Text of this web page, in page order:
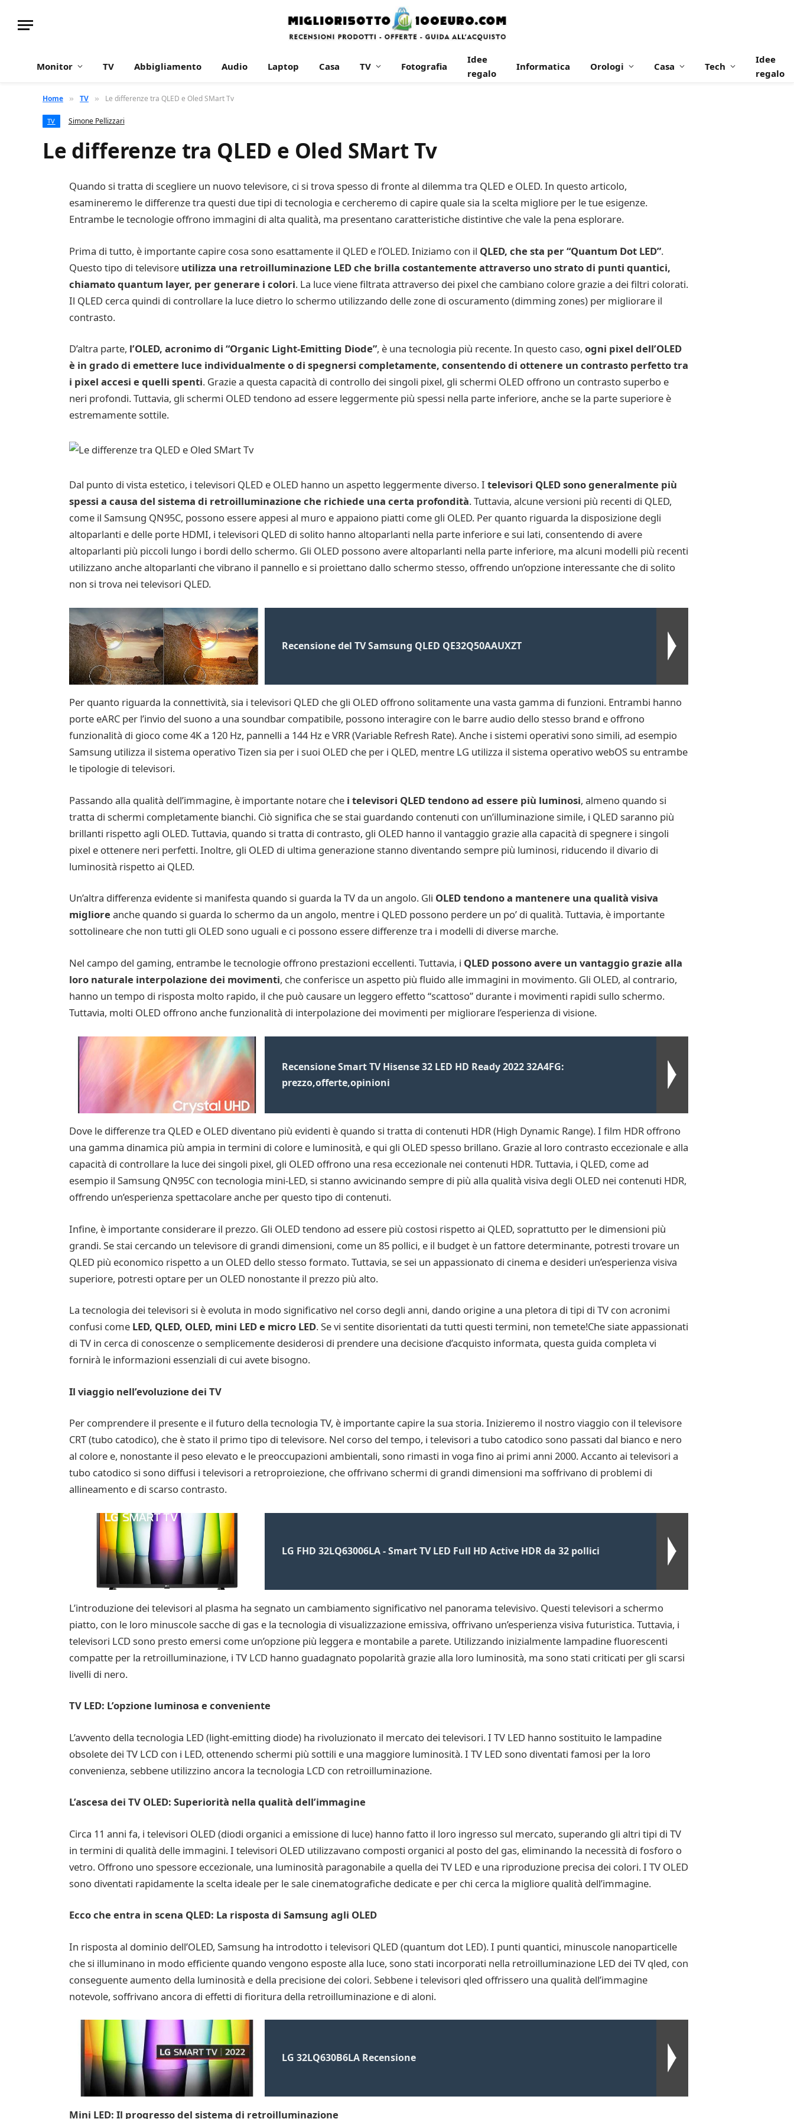
Monitor TV Abbigliamento Audio Laptop Casa TV Fotografia
Idee
regalo
Informatica Orologi Casa Tech
Idee
regalo
Home » TV » Le differenze tra QLED e Oled SMart Tv
TV Simone Pellizzari
Le differenze tra QLED e Oled SMart Tv
Quando si tratta di scegliere un nuovo televisore, ci si trova spesso di fronte al dilemma tra QLED e OLED. In questo articolo,
esamineremo le differenze tra questi due tipi di tecnologia e cercheremo di capire quale sia la scelta migliore per le tue esigenze.
Entrambe le tecnologie offrono immagini di alta qualità, ma presentano caratteristiche distintive che vale la pena esplorare.
Prima di tutto, è importante capire cosa sono esattamente il QLED e l’OLED. Iniziamo con il QLED, che sta per “Quantum Dot LED”.
Questo tipo di televisore utilizza una retroilluminazione LED che brilla costantemente attraverso uno strato di punti quantici,
chiamato quantum layer, per generare i colori. La luce viene filtrata attraverso dei pixel che cambiano colore grazie a dei filtri colorati.
Il QLED cerca quindi di controllare la luce dietro lo schermo utilizzando delle zone di oscuramento (dimming zones) per migliorare il
contrasto.
D’altra parte, l’OLED, acronimo di “Organic Light-Emitting Diode”, è una tecnologia più recente. In questo caso, ogni pixel dell’OLED
è in grado di emettere luce individualmente o di spegnersi completamente, consentendo di ottenere un contrasto perfetto tra
i pixel accesi e quelli spenti. Grazie a questa capacità di controllo dei singoli pixel, gli schermi OLED offrono un contrasto superbo e
neri profondi. Tuttavia, gli schermi OLED tendono ad essere leggermente più spessi nella parte inferiore, anche se la parte superiore è
estremamente sottile.
Dal punto di vista estetico, i televisori QLED e OLED hanno un aspetto leggermente diverso. I televisori QLED sono generalmente più
spessi a causa del sistema di retroilluminazione che richiede una certa profondità. Tuttavia, alcune versioni più recenti di QLED,
come il Samsung QN95C, possono essere appesi al muro e appaiono piatti come gli OLED. Per quanto riguarda la disposizione degli
altoparlanti e delle porte HDMI, i televisori QLED di solito hanno altoparlanti nella parte inferiore e sui lati, consentendo di avere
altoparlanti più piccoli lungo i bordi dello schermo. Gli OLED possono avere altoparlanti nella parte inferiore, ma alcuni modelli più recenti
utilizzano anche altoparlanti che vibrano il pannello e si proiettano dallo schermo stesso, offrendo un’opzione interessante che di solito
non si trova nei televisori QLED.
Recensione del TV Samsung QLED QE32Q50AAUXZT
Per quanto riguarda la connettività, sia i televisori QLED che gli OLED offrono solitamente una vasta gamma di funzioni. Entrambi hanno
porte eARC per l’invio del suono a una soundbar compatibile, possono interagire con le barre audio dello stesso brand e offrono
funzionalità di gioco come 4K a 120 Hz, pannelli a 144 Hz e VRR (Variable Refresh Rate). Anche i sistemi operativi sono simili, ad esempio
Samsung utilizza il sistema operativo Tizen sia per i suoi OLED che per i QLED, mentre LG utilizza il sistema operativo webOS su entrambe
le tipologie di televisori.
Passando alla qualità dell’immagine, è importante notare che i televisori QLED tendono ad essere più luminosi, almeno quando si
tratta di schermi completamente bianchi. Ciò significa che se stai guardando contenuti con un’illuminazione simile, i QLED saranno più
brillanti rispetto agli OLED. Tuttavia, quando si tratta di contrasto, gli OLED hanno il vantaggio grazie alla capacità di spegnere i singoli
pixel e ottenere neri perfetti. Inoltre, gli OLED di ultima generazione stanno diventando sempre più luminosi, riducendo il divario di
luminosità rispetto ai QLED.
Un’altra differenza evidente si manifesta quando si guarda la TV da un angolo. Gli OLED tendono a mantenere una qualità visiva
migliore anche quando si guarda lo schermo da un angolo, mentre i QLED possono perdere un po’ di qualità. Tuttavia, è importante
sottolineare che non tutti gli OLED sono uguali e ci possono essere differenze tra i modelli di diverse marche.
Nel campo del gaming, entrambe le tecnologie offrono prestazioni eccellenti. Tuttavia, i QLED possono avere un vantaggio grazie alla
loro naturale interpolazione dei movimenti, che conferisce un aspetto più fluido alle immagini in movimento. Gli OLED, al contrario,
hanno un tempo di risposta molto rapido, il che può causare un leggero effetto “scattoso” durante i movimenti rapidi sullo schermo.
Tuttavia, molti OLED offrono anche funzionalità di interpolazione dei movimenti per migliorare l’esperienza di visione.
Recensione Smart TV Hisense 32 LED HD Ready 2022 32A4FG:
prezzo,offerte,opinioni
Dove le differenze tra QLED e OLED diventano più evidenti è quando si tratta di contenuti HDR (High Dynamic Range). I film HDR offrono
una gamma dinamica più ampia in termini di colore e luminosità, e qui gli OLED spesso brillano. Grazie al loro contrasto eccezionale e alla
capacità di controllare la luce dei singoli pixel, gli OLED offrono una resa eccezionale nei contenuti HDR. Tuttavia, i QLED, come ad
esempio il Samsung QN95C con tecnologia mini-LED, si stanno avvicinando sempre di più alla qualità visiva degli OLED nei contenuti HDR,
offrendo un’esperienza spettacolare anche per questo tipo di contenuti.
Infine, è importante considerare il prezzo. Gli OLED tendono ad essere più costosi rispetto ai QLED, soprattutto per le dimensioni più
grandi. Se stai cercando un televisore di grandi dimensioni, come un 85 pollici, e il budget è un fattore determinante, potresti trovare un
QLED più economico rispetto a un OLED dello stesso formato. Tuttavia, se sei un appassionato di cinema e desideri un’esperienza visiva
superiore, potresti optare per un OLED nonostante il prezzo più alto.
La tecnologia dei televisori si è evoluta in modo significativo nel corso degli anni, dando origine a una pletora di tipi di TV con acronimi
confusi come LED, QLED, OLED, mini LED e micro LED. Se vi sentite disorientati da tutti questi termini, non temete!Che siate appassionati
di TV in cerca di conoscenze o semplicemente desiderosi di prendere una decisione d’acquisto informata, questa guida completa vi
fornirà le informazioni essenziali di cui avete bisogno.
Il viaggio nell’evoluzione dei TV
Per comprendere il presente e il futuro della tecnologia TV, è importante capire la sua storia. Inizieremo il nostro viaggio con il televisore
CRT (tubo catodico), che è stato il primo tipo di televisore. Nel corso del tempo, i televisori a tubo catodico sono passati dal bianco e nero
al colore e, nonostante il peso elevato e le preoccupazioni ambientali, sono rimasti in voga fino ai primi anni 2000. Accanto ai televisori a
tubo catodico si sono diffusi i televisori a retroproiezione, che offrivano schermi di grandi dimensioni ma soffrivano di problemi di
allineamento e di scarso contrasto.
LG FHD 32LQ63006LA - Smart TV LED Full HD Active HDR da 32 pollici
L’introduzione dei televisori al plasma ha segnato un cambiamento significativo nel panorama televisivo. Questi televisori a schermo
piatto, con le loro minuscole sacche di gas e la tecnologia di visualizzazione emissiva, offrivano un’esperienza visiva futuristica. Tuttavia, i
televisori LCD sono presto emersi come un’opzione più leggera e montabile a parete. Utilizzando inizialmente lampadine fluorescenti
compatte per la retroilluminazione, i TV LCD hanno guadagnato popolarità grazie alla loro luminosità, ma sono stati criticati per gli scarsi
livelli di nero.
TV LED: L’opzione luminosa e conveniente
L’avvento della tecnologia LED (light-emitting diode) ha rivoluzionato il mercato dei televisori. I TV LED hanno sostituito le lampadine
obsolete dei TV LCD con i LED, ottenendo schermi più sottili e una maggiore luminosità. I TV LED sono diventati famosi per la loro
convenienza, sebbene utilizzino ancora la tecnologia LCD con retroilluminazione.
L’ascesa dei TV OLED: Superiorità nella qualità dell’immagine
Circa 11 anni fa, i televisori OLED (diodi organici a emissione di luce) hanno fatto il loro ingresso sul mercato, superando gli altri tipi di TV
in termini di qualità delle immagini. I televisori OLED utilizzavano composti organici al posto del gas, eliminando la necessità di fosforo o
vetro. Offrono uno spessore eccezionale, una luminosità paragonabile a quella dei TV LED e una riproduzione precisa dei colori. I TV OLED
sono diventati rapidamente la scelta ideale per le sale cinematografiche dedicate e per chi cerca la migliore qualità dell’immagine.
Ecco che entra in scena QLED: La risposta di Samsung agli OLED
In risposta al dominio dell’OLED, Samsung ha introdotto i televisori QLED (quantum dot LED). I punti quantici, minuscole nanoparticelle
che si illuminano in modo efficiente quando vengono esposte alla luce, sono stati incorporati nella retroilluminazione LED dei TV qled, con
conseguente aumento della luminosità e della precisione dei colori. Sebbene i televisori qled offrissero una qualità dell’immagine
notevole, soffrivano ancora di effetti di fioritura della retroilluminazione e di aloni.
LG 32LQ630B6LA Recensione
Mini LED: Il progresso del sistema di retroilluminazione